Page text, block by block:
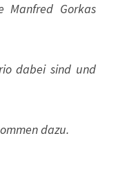
Manfred Gorkas
dabei sind und
dazu.